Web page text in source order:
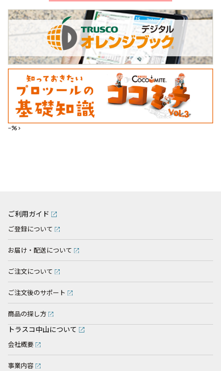
--%>
ご利用ガイド
ご登録について
お届け・配送について
ご注文について
ご注文後のサポート
商品の探し方
トラスコ中山について
会社概要
事業内容